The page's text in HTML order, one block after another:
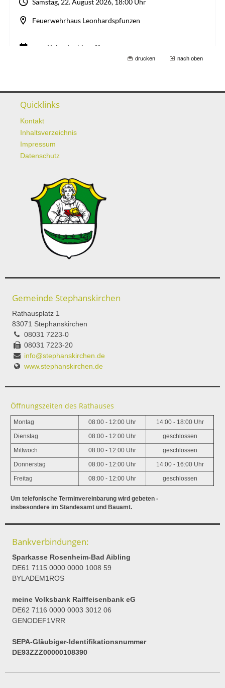
drucken nach oben
Quicklinks
Kontakt
Inhaltsverzeichnis
Impressum
Datenschutz
Gemeinde Stephanskirchen
Rathausplatz 1
83071 Stephanskirchen
08031 7223-0
08031 7223-20
info@stephanskirchen.de
www.stephanskirchen.de
Öffnungszeiten des Rathauses
Montag 08:00 - 12:00 Uhr 14:00 - 18:00 Uhr
Dienstag 08:00 - 12:00 Uhr geschlossen
Mittwoch 08:00 - 12:00 Uhr geschlossen
Donnerstag 08:00 - 12:00 Uhr 14:00 - 16:00 Uhr
Freitag 08:00 - 12:00 Uhr geschlossen
Um telefonische Terminvereinbarung wird gebeten -
insbesondere im Standesamt und Bauamt.
Bankverbindungen:
Sparkasse Rosenheim-Bad Aibling
DE61 7115 0000 0000 1008 59
BYLADEM1ROS
meine Volksbank Raiffeisenbank eG
DE62 7116 0000 0003 3012 06
GENODEF1VRR
SEPA-Gläubiger-Identifikationsnummer
DE93ZZZ00000108390